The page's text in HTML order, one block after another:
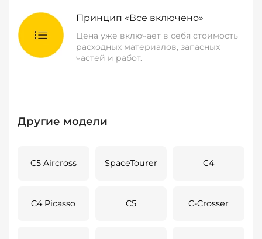
Принцип «Все включено»
Цена уже включает в себя стоимость
расходных материалов, запасных
частей и работ.
Другие модели
C5 Aircross SpaceTourer C4
C4 Picasso C5 C-Crosser